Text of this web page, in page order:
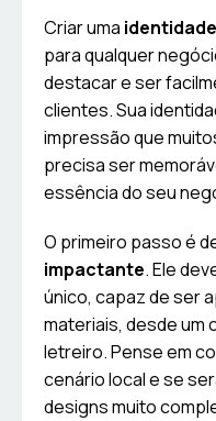
Criar uma
para qualquer
destacar e ser
clientes. Sua
impressão que
precisa ser
essência do seu
O primeiro passo é
impactante. Ele
único, capaz de ser
materiais, desde um
letreiro. Pense em
cenário local e se
designs muito